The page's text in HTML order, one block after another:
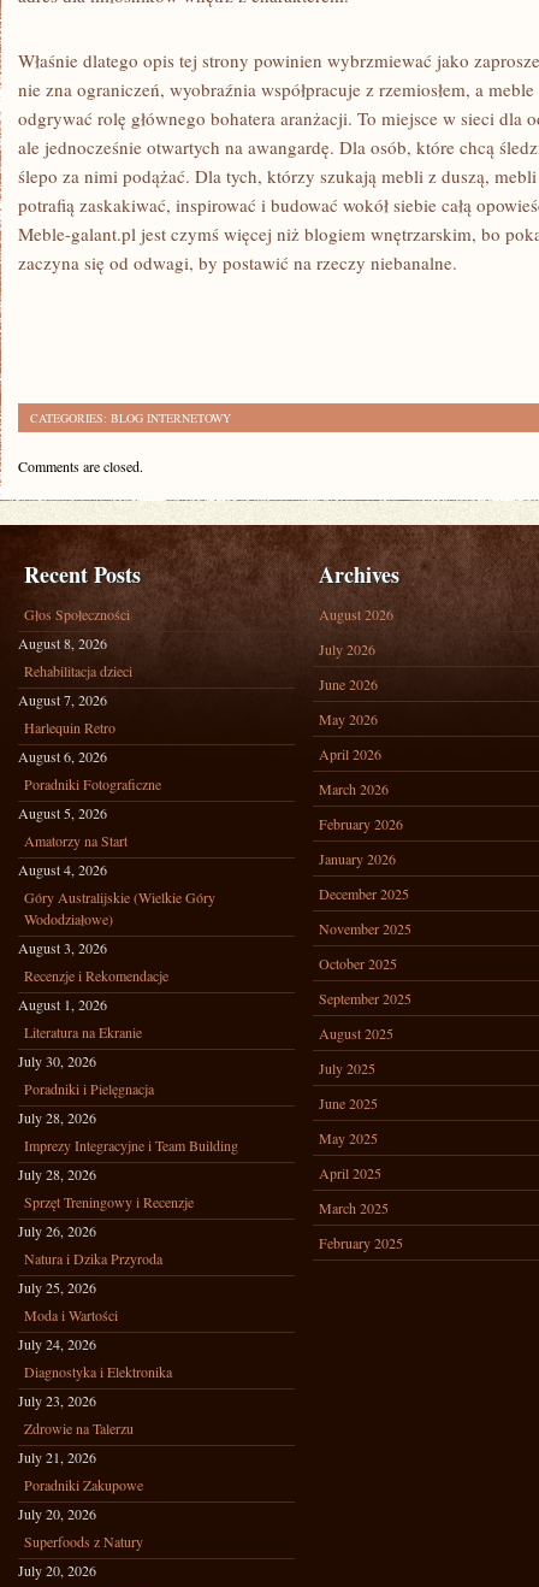
Właśnie dlatego opis tej strony powinien wybrzmiewać jako
nie zna ograniczeń, wyobraźnia współpracuje z rzemiosłem, a
odgrywać rolę głównego bohatera aranżacji. To miejsce w sieci dla
ale jednocześnie otwartych na awangardę. Dla osób, które chcą
ślepo za nimi podążać. Dla tych, którzy szukają mebli z duszą,
potrafią zaskakiwać, inspirować i budować wokół siebie całą
Meble-galant.pl jest czymś więcej niż blogiem wnętrzarskim, bo
zaczyna się od odwagi, by postawić na rzeczy niebanalne.
CATEGORIES: BLOG INTERNETOWY
Comments are closed.
Recent Posts
Głos Społeczności
August 8, 2026
Rehabilitacja dzieci
August 7, 2026
Harlequin Retro
August 6, 2026
Poradniki Fotograficzne
August 5, 2026
Amatorzy na Start
August 4, 2026
Góry Australijskie (Wielkie Góry
Wododziałowe)
August 3, 2026
Recenzje i Rekomendacje
August 1, 2026
Literatura na Ekranie
July 30, 2026
Poradniki i Pielęgnacja
July 28, 2026
Imprezy Integracyjne i Team Building
July 28, 2026
Sprzęt Treningowy i Recenzje
July 26, 2026
Natura i Dzika Przyroda
July 25, 2026
Moda i Wartości
July 24, 2026
Diagnostyka i Elektronika
July 23, 2026
Zdrowie na Talerzu
July 21, 2026
Poradniki Zakupowe
July 20, 2026
Superfoods z Natury
July 20, 2026
Archives
August 2026
July 2026
June 2026
May 2026
April 2026
March 2026
February 2026
January 2026
December 2025
November 2025
October 2025
September 2025
August 2025
July 2025
June 2025
May 2025
April 2025
March 2025
February 2025